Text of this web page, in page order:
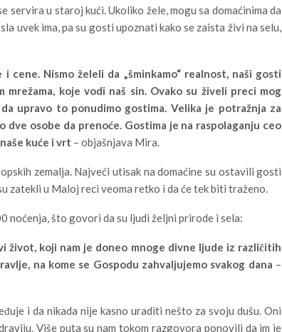
servira u staroj kući. Ukoliko žele, mogu sa domaćinima da
uvek ima, pa su gosti upoznati kako se zaista živi na selu,
Nismo želeli da „šminkamo“ realnost, naši gosti
koje vodi naš sin. Ovako su živeli preci mog
upravo to ponudimo gostima. Velika je potražnja za
dve osobe da prenoće. Gostima je na raspolaganju ceo
kuće i vrt – objašnjava Mira.
zemalja. Najveći utisak na domaćine su ostavili gosti
zatekli u Maloj reci veoma retko i da će tek biti traženo.
noćenja, što govori da su ljudi željni prirode i sela:
život, koji nam je doneo mnoge divne ljude iz različitih
na kome se Gospodu zahvaljujemo svakog dana –
i da nikada nije kasno uraditi nešto za svoju dušu. Oni
Više puta su nam tokom razgovora ponovili da im je